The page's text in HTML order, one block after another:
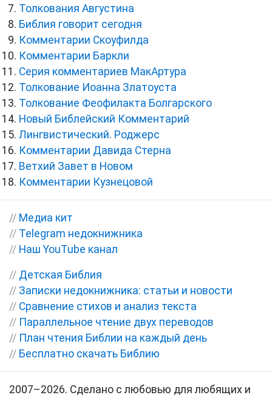
Толкования Августина
Библия говорит сегодня
Комментарии Скоуфилда
Комментарии Баркли
Серия комментариев МакАртура
Толкование Иоанна Златоуста
Толкование Феофилакта Болгарского
Новый Библейский Комментарий
Лингвистический. Роджерс
Комментарии Давида Стерна
Ветхий Завет в Новом
Комментарии Кузнецовой
// Медиа кит
// Telegram недокнижника
// Наш YouTube канал
// Детская Библия
// Записки недокнижника: статьи и новости
// Сравнение стихов и анализ текста
// Параллельное чтение двух переводов
// План чтения Библии на каждый день
// Бесплатно скачать Библию
2007–2026. Сделано с любовью для любящих и